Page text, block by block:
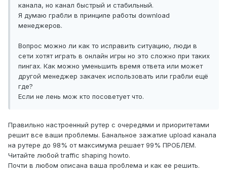
канала, но канал быстрый и стабильный.
Я думаю грабли в принципе работы download
менеджеров.
Вопрос можно ли как то исправить ситуацию, люди в
сети хотят играть в онлайн игры но это сложно при таких
пингах. Как можно уменьшить время ответа или может
другой менеджер закачек использовать или грабли ещё
где?
Если не лень мож кто посоветует что.
Правильно настроенный рутер с очередями и приоритетами
решит все ваши проблемы. Банальное зажатие upload канала
на рутере до 98% от максимума решает 99% ПРОБЛЕМ.
Читайте любой traffic shaping howto.
Почти в любом описана ваша проблема и как ее решить.